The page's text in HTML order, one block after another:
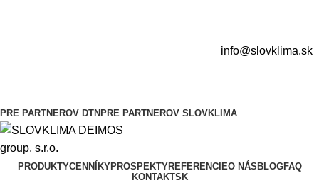
info@slovklima.sk
PRE PARTNEROV DTN PRE PARTNEROV SLOVKLIMA
PRODUKTYCENNÍKYPROSPEKTYREFERENCIEO NÁS BLOGFAQ
KONTAKTSK